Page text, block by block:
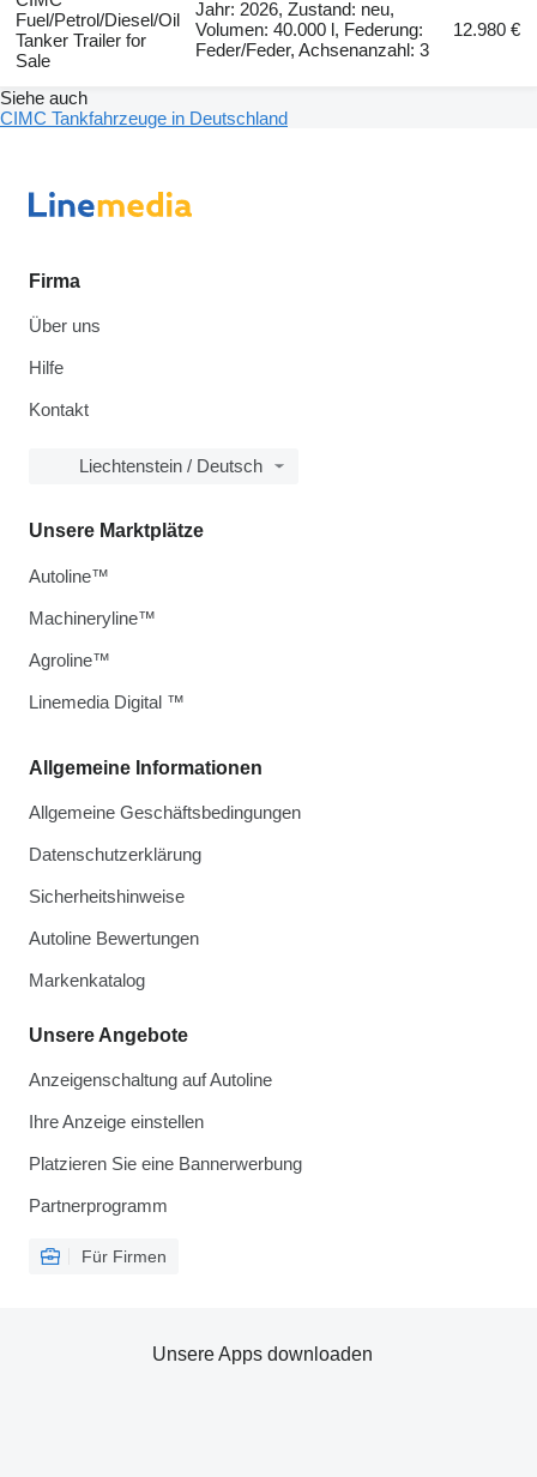
Fuel/Petrol/Diesel/Oil
Tanker Trailer for
Sale
Jahr: 2026, Zustand: neu,
Volumen: 40.000 l, Federung:
Feder/Feder, Achsenanzahl: 3
12.980 €
Siehe auch
CIMC Tankfahrzeuge in Deutschland
Firma
Über uns
Hilfe
Kontakt
Liechtenstein / Deutsch
Allgemeine Informationen
Allgemeine Geschäftsbedingungen
Datenschutzerklärung
Sicherheitshinweise
Autoline Bewertungen
Markenkatalog
Unsere Angebote
Anzeigenschaltung auf Autoline
Ihre Anzeige einstellen
Platzieren Sie eine Bannerwerbung
Partnerprogramm
Für Firmen
Unsere Marktplätze
Autoline™
Machineryline™
Agroline™
Linemedia Digital ™
Unsere Apps downloaden